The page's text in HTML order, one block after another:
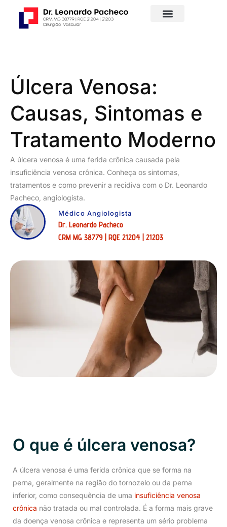
Úlcera Venosa:
Causas, Sintomas e
Tratamento Moderno
A úlcera venosa é uma ferida crônica causada pela
insuficiência venosa crônica. Conheça os sintomas,
tratamentos e como prevenir a recidiva com o Dr. Leonardo
Pacheco, angiologista.
Médico Angiologista
Dr. Leonardo Pacheco
CRM MG 38779 | RQE 21204 | 21203
O que é úlcera venosa?
A úlcera venosa é uma ferida crônica que se forma na
perna, geralmente na região do tornozelo ou da perna
inferior, como consequência de uma insuficiência venosa
crônica não tratada ou mal controlada. É a forma mais grave
da doença venosa crônica e representa um sério problema